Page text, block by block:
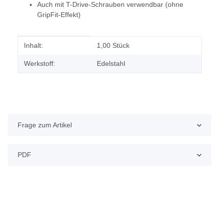
Auch mit T-Drive-Schrauben verwendbar (ohne
GripFit-Effekt)
Produkteigenschaft
Wert
Inhalt: 1,00 Stück
Werkstoff: Edelstahl
Frage zum Artikel
PDF